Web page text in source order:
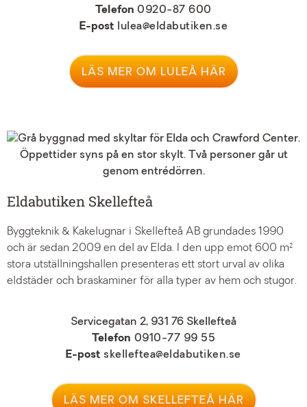
Telefon 0920-87 600
E-post
lulea@eldabutiken.se
LÄS MER OM LULEÅ HÄR
Eldabutiken Skellefteå
Byggteknik & Kakelugnar i Skellefteå AB grundades 1990
och är sedan 2009 en del av Elda. I den upp emot 600 m²
stora utställningshallen presenteras ett stort urval av olika
eldstäder och braskaminer för alla typer av hem och stugor.
Servicegatan 2, 931 76 Skellefteå
Telefon 0910-77 99 55
E-post skelleftea@eldabutiken.se
LÄS MER OM SKELLEFTEÅ HÄR